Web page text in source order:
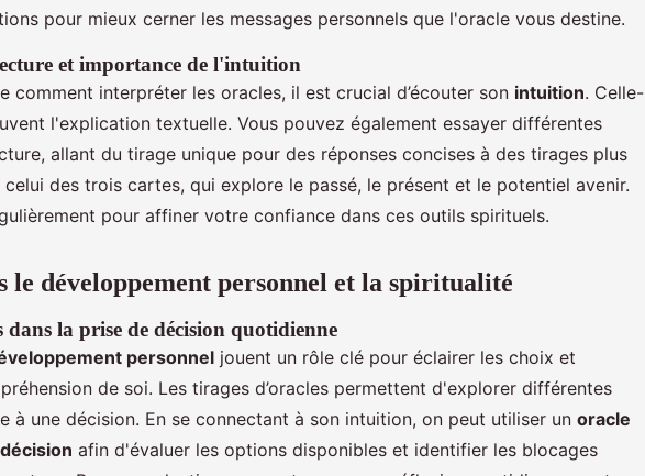
pour mieux cerner les messages personnels que l'oracle vous destine.
et importance de l'intuition
comment interpréter les oracles, il est crucial d’écouter son intuition. Celle-
l'explication textuelle. Vous pouvez également essayer différentes
allant du tirage unique pour des réponses concises à des tirages plus
des trois cartes, qui explore le passé, le présent et le potentiel avenir.
pour affiner votre confiance dans ces outils spirituels.
le développement personnel et la spiritualité
dans la prise de décision quotidienne
personnel jouent un rôle clé pour éclairer les choix et
de soi. Les tirages d’oracles permettent d'explorer différentes
à une décision. En se connectant à son intuition, on peut utiliser un oracle
afin d'évaluer les options disponibles et identifier les blocages